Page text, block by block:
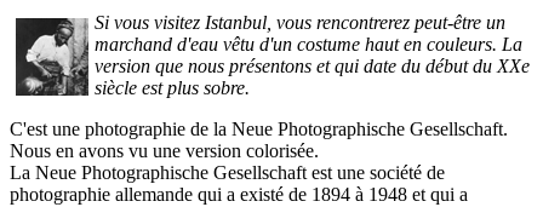
Si vous visitez Istanbul, vous rencontrerez peut-être un
marchand d'eau vêtu d'un costume haut en couleurs. La
version que nous présentons et qui date du début du XXe
siècle est plus sobre.
C'est une photographie de la Neue Photographische Gesellschaft.
Nous en avons vu une version colorisée.
La Neue Photographische Gesellschaft est une société de
photographie allemande qui a existé de 1894 à 1948 et qui a